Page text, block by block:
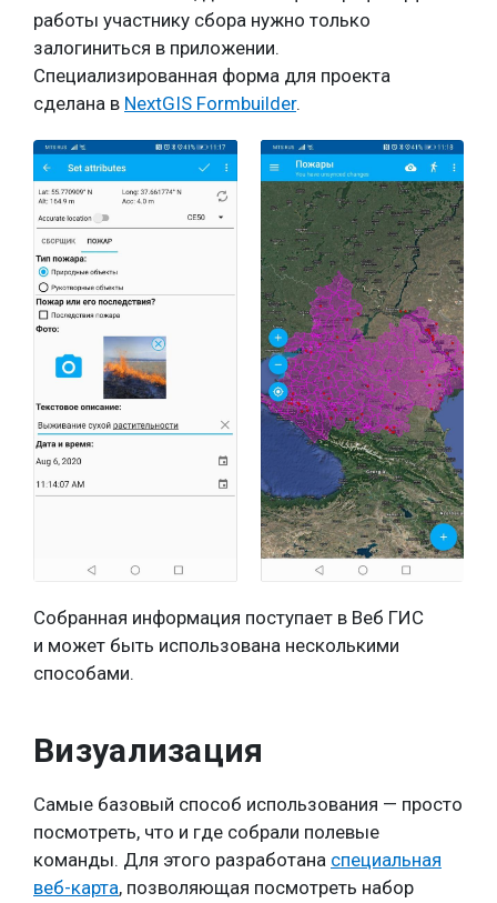
работы участнику сбора нужно только
залогиниться в приложении.
Специализированная форма для проекта
сделана в NextGIS Formbuilder.
Собранная информация поступает в Веб ГИС
и может быть использована несколькими
способами.
Визуализация
Самые базовый способ использования — просто
посмотреть, что и где собрали полевые
команды. Для этого разработана специальная
веб-карта, позволяющая посмотреть набор